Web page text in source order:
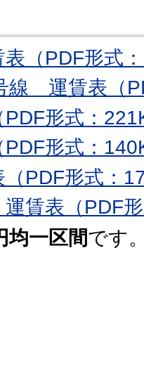
（PDF形式
線 運賃表（
形式：
形式：
PDF形式：
賃表（PDF
均一区間です